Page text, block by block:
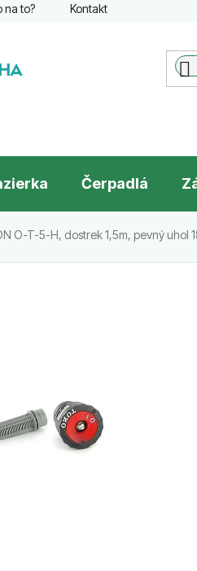
na to? Kontakt
Čerpadlá
O-T-5-H, dostrek 1,5m, pevný uhol